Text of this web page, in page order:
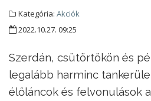
Kategória: Akciók
2022.10.27. 09:25
Szerdán, csütörtökön és
legalább harminc
élőláncok és felvonulások